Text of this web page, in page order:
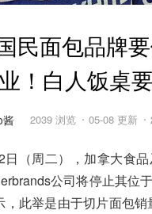
民面包品牌
！白人饭桌
酱 2039 浏览 05-08 更新
日（周二），加拿大食
公司将停止其位
，此举是由于切片面包